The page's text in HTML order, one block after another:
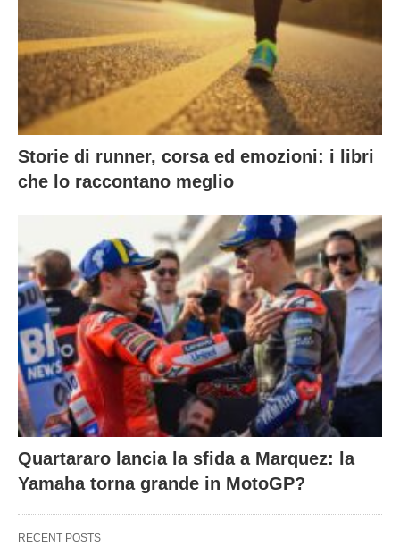
Storie di runner, corsa ed emozioni: i libri
che lo raccontano meglio
Quartararo lancia la sfida a Marquez: la
Yamaha torna grande in MotoGP?
RECENT POSTS